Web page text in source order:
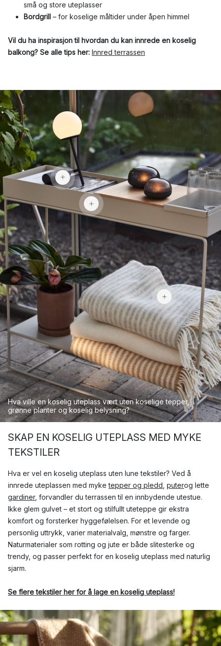
små og store uteplasser
Bordgrill – for koselige måltider under åpen himmel
Vil du ha inspirasjon til hvordan du kan innrede en koselig
balkong? Se alle tips her: Innred terrassen
Hva ville en koselig uteplass vært uten koselige tepper,
grønne planter og koselig belysning?
2 922 kr
1 760 kr
599 kr
SKAP EN KOSELIG UTEPLASS MED MYKE
TEKSTILER
Hva er vel en koselig uteplass uten lune tekstiler? Ved å
innrede uteplassen med myketepper og pledd puterog lette
gardiner, forvandler du terrassen til en innbydende utestue.
Ikke glem gulvet – et stort og stilfullt uteteppe gir ekstra
komfort og forsterker hyggefølelsen. For et levende og
personlig uttrykk, varier materialvalg, mønstre og farger.
Naturmaterialer som rotting og jute er både slitesterke og
trendy, og passer perfekt for en koselig uteplass med naturlig
sjarm.
Se flere tekstiler her for å lage en koselig uteplass!